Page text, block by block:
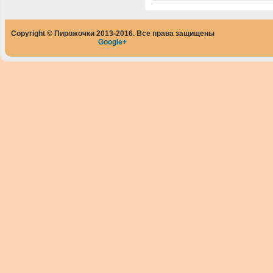
Copyright © Пирожочки 2013-2016. Все права защищены
Google+